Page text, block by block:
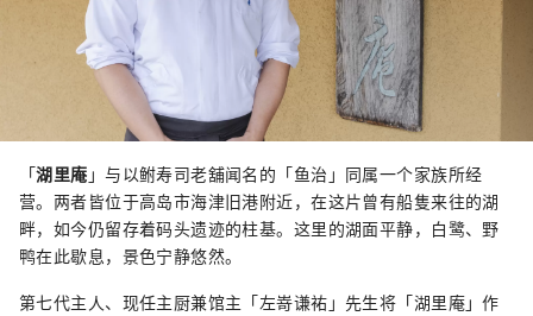
「湖里庵 」与以鲋寿司老舖闻名的「鱼治」同属一个家族所经
营。两者皆位于高岛市海津旧港附近，在这片曾有船隻来往的湖
畔，如今仍留存着码头遗迹的柱基。这里的湖面平静，白鹭、野
鸭在此歇息，景色宁静悠然。
第七代主人、现任主厨兼馆主「左嵜谦祐」先生将「湖里庵」作